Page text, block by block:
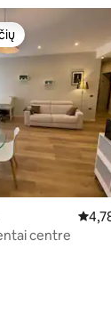
centre